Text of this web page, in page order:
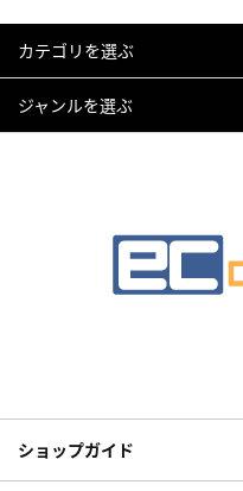
カテゴリを選ぶ
ジャンルを選ぶ
ショップガイド